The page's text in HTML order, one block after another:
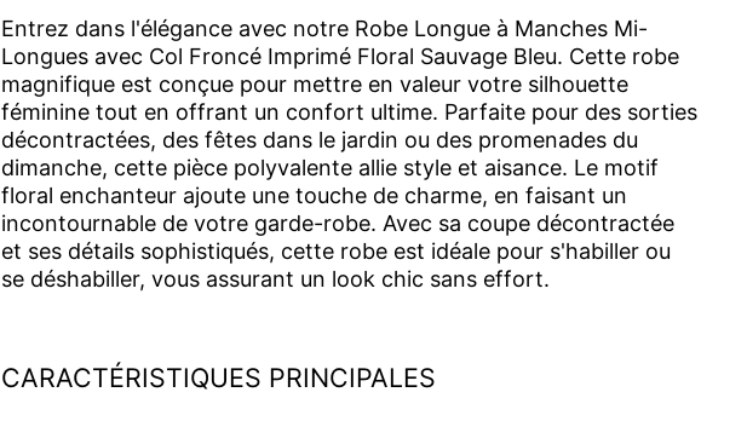
Entrez dans l'élégance avec notre Robe Longue à Manches Mi-
Longues avec Col Froncé Imprimé Floral Sauvage Bleu. Cette robe
magnifique est conçue pour mettre en valeur votre silhouette
féminine tout en offrant un confort ultime. Parfaite pour des sorties
décontractées, des fêtes dans le jardin ou des promenades du
dimanche, cette pièce polyvalente allie style et aisance. Le motif
floral enchanteur ajoute une touche de charme, en faisant un
incontournable de votre garde-robe. Avec sa coupe décontractée
et ses détails sophistiqués, cette robe est idéale pour s'habiller ou
se déshabiller, vous assurant un look chic sans effort.
CARACTÉRISTIQUES PRINCIPALES